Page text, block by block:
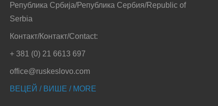
Република Србија/Република Сербия/Republic of
Serbia
Контакт/Контакт/Contact:
+ 381 (0) 21 6613 697
office@ruskeslovo.com
ВЕЦЕЙ / ВИШЕ / MORE